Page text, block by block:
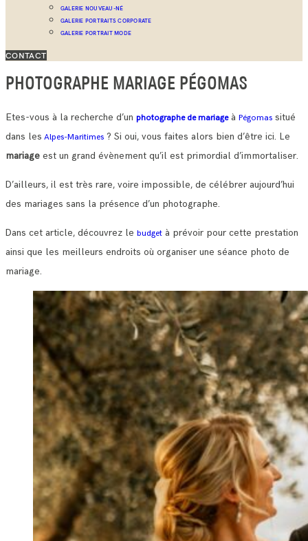
GALERIE NOUVEAU-NÉ
GALERIE PORTRAITS CORPORATE
GALERIE PORTRAIT MODE
CONTACT
PHOTOGRAPHE MARIAGE PÉGOMAS
Etes-vous à la recherche d’un photographe de mariageà Pégomas situé
dans les Alpes-Maritimes ? Si oui, vous faites alors bien d’être ici. Le
mariage est un grand évènement qu’il est primordial d’immortaliser.
D’ailleurs, il est très rare, voire impossible, de célébrer aujourd’hui
des mariages sans la présence d’un photographe.
Dans cet article, découvrez le budget à prévoir pour cette prestation
ainsi que les meilleurs endroits où organiser une séance photo de
mariage.